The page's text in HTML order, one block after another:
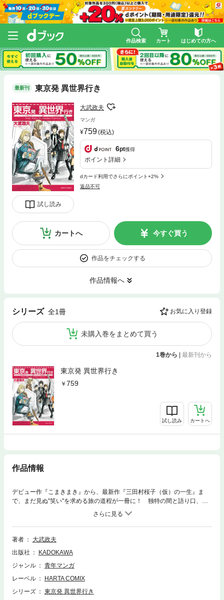
作品検索 カート はじめての方へ
最新刊 東京発 異世界行き
試し読み
大武政夫
マンガ
759(税込)
6pt獲得
ポイント詳細
dカード利用でさらにポイント+2%
返品不可
カートへ 今すぐ買う
作品をチェックする
作品情報へ
シリーズ 全1冊 お気に入り登録
未購入巻をまとめて買う
1巻から | 最新刊から
東京発 異世界行き
759
試し読み カートへ
作品情報
デビュー作『こまきまき』から、最新作『三田村桜子（仮）の一生』ま
で、まだ見ぬ"笑い"を求める旅の道程が一冊に！ 独特の間と語り口、ひ
と工夫ある構成、ツッコミの冴えがクセになる全9作品。ボーナストラッ
クとして叙情に満ちた『青信号までの時間』を収録。
著者
大武政夫
出版社
KADOKAWA
ジャンル
青年マンガ
レーベル
HARTA COMIX
シリーズ
東京発 異世界行き